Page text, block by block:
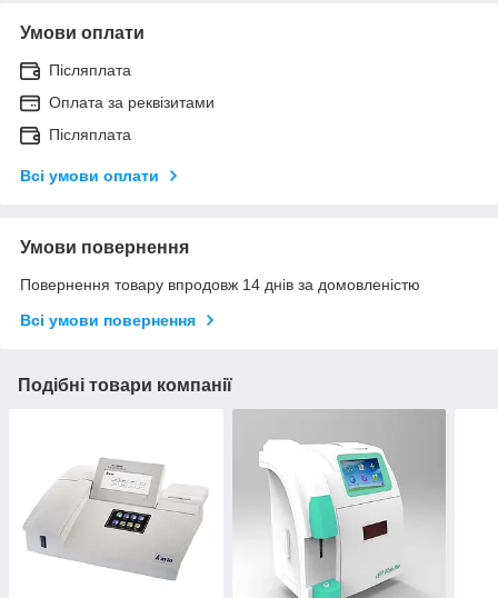
Умови оплати
Післяплата
Оплата за реквізитами
Післяплата
Всі умови оплати
Умови повернення
Повернення товару впродовж 14 днів за домовленістю
Всі умови повернення
Подібні товари компанії